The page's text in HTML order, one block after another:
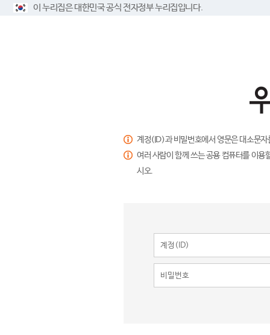
이 누리집은 대한민국 공식 전자정부 누리집입니다.
계정(ID)과 비밀번호에서 영문은 대소문
여러 사람이 함께 쓰는 공용 컴퓨터를 이
시오.